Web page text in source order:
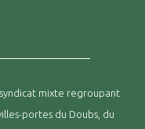
mixte regroupant
portes du Doubs, du